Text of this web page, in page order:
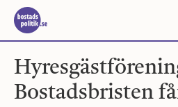
Bostadsbristen